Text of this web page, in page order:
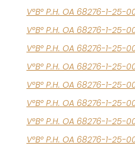
V°B° P.H. OA 68276-1-25-
V°B° P.H. OA 68276-1-25-
V°B° P.H. OA 68276-1-25-
V°B° P.H. OA 68276-1-25-
V°B° P.H. OA 68276-1-25-
V°B° P.H. OA 68276-1-25-
V°B° P.H. OA 68276-1-25-
V°B° P.H. OA 68276-1-25-